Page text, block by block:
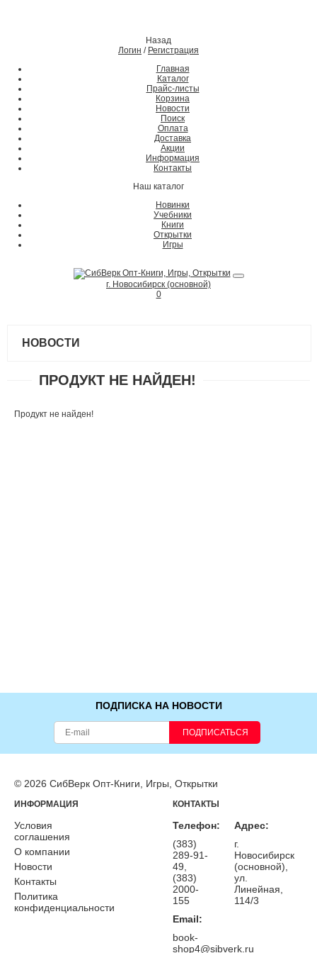
Назад
Логин / Регистрация
Главная
Каталог
Прайс-листы
Корзина
Новости
Поиск
Оплата
Доставка
Акции
Информация
Контакты
Наш каталог
Новинки
Учебники
Книги
Открытки
Игры
г. Новосибирск (основной)
0
НОВОСТИ
ПРОДУКТ НЕ НАЙДЕН!
Продукт не найден!
ПОДПИСКА НА НОВОСТИ
ПОДПИСАТЬСЯ
© 2026 СибВерк Опт-Книги, Игры, Открытки
ИНФОРМАЦИЯ
Условия
соглашения
О компании
Новости
Контакты
Политика
конфиденциальности
КОНТАКТЫ
Телефон:
(383)
289-91-
49,
(383)
2000-
155
Email:
book-
shop4@sibverk.ru
Адрес:
г.
Новосибирск
(основной),
ул.
Линейная,
114/3